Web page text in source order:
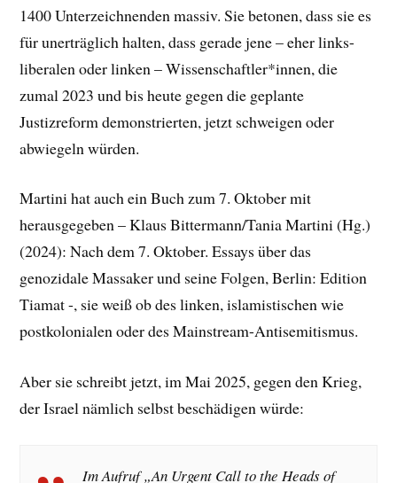
1400 Unterzeichnenden massiv. Sie betonen, dass sie es
für unerträglich halten, dass gerade jene – eher links-
liberalen oder linken – Wissenschaftler*innen, die
zumal 2023 und bis heute gegen die geplante
Justizreform demonstrierten, jetzt schweigen oder
abwiegeln würden.
Martini hat auch ein Buch zum 7. Oktober mit
herausgegeben – Klaus Bittermann/Tania Martini (Hg.)
(2024): Nach dem 7. Oktober. Essays über das
genozidale Massaker und seine Folgen, Berlin: Edition
Tiamat -, sie weiß ob des linken, islamistischen wie
postkolonialen oder des Mainstream-Antisemitismus.
Aber sie schreibt jetzt, im Mai 2025, gegen den Krieg,
der Israel nämlich selbst beschädigen würde:
Im Aufruf „An Urgent Call to the Heads of